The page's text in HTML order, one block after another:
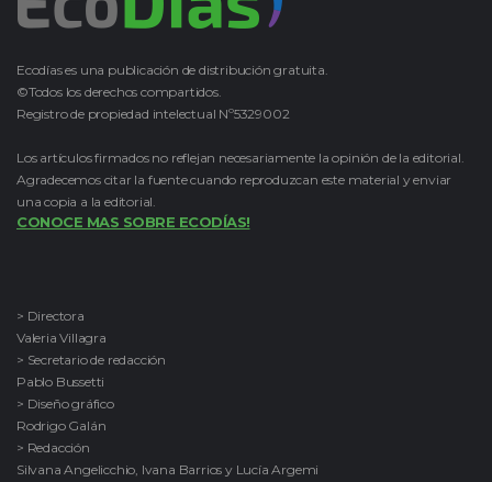
Ecodías es una publicación de distribución gratuita.
©Todos los derechos compartidos.
Registro de propiedad intelectual Nº5329002
Los artículos firmados no reflejan necesariamente la opinión de la editorial.
Agradecemos citar la fuente cuando reproduzcan este material y enviar
una copia a la editorial.
CONOCE MAS SOBRE ECODÍAS!
> Directora
Valeria Villagra
> Secretario de redacción
Pablo Bussetti
> Diseño gráfico
Rodrigo Galán
> Redacción
Silvana Angelicchio, Ivana Barrios y Lucía Argemi